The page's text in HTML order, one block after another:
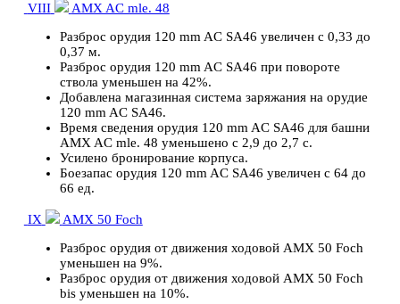
VIII
AMX AC mle. 48
Разброс орудия 120 mm AC SA46 увеличен с 0,33 до
0,37 м.
Разброс орудия 120 mm AC SA46 при повороте
ствола уменьшен на 42%.
Добавлена магазинная система заряжания на орудие
120 mm AC SA46.
Время сведения орудия 120 mm AC SA46 для башни
AMX AC mle. 48 уменьшено с 2,9 до 2,7 с.
Усилено бронирование корпуса.
Боезапас орудия 120 mm AC SA46 увеличен с 64 до
66 ед.
IX
AMX 50 Foch
Разброс орудия от движения ходовой AMX 50 Foch
уменьшен на 9%.
Разброс орудия от движения ходовой AMX 50 Foch
bis уменьшен на 10%.